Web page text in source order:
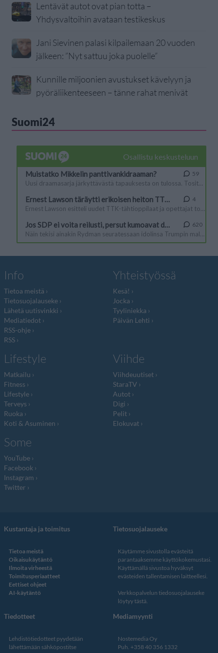
Lentävät autot ovat pian totta –
Yhdysvaltoihin avataan testikeskus
Jani Sievinen palasi kilpailemaan 20 vuoden
jälkeen: ”Nyt sattuu joka puolelle”
Kunnille miljoonien avustukset kävelyyn ja
pyöräliikenteeseen – tänne rahat menivät
Suomi24
Info
Tietoa meistä
Tietosuojalauseke
Lähetä uutisvinkki
Mediatiedot
RSS-ohje
RSS
Yhteistyössä
Kesä!
Jocka
Tyyliniekka
Päivän Lehti
Lifestyle
Matkailu
Fitness
Lifestyle
Terveys
Ruoka
Koti & Asuminen
Viihde
Viihdeuutiset
StaraTV
Autot
Digi
Pelit
Elokuvat
Some
YouTube
Facebook
Instagram
Twitter
Kustantaja ja toimitus
Tietoa meistä
Oikaisukäytäntö
Ilmoita virheestä
Toimitusperiaatteet
Eettiset ohjeet
AI-käytäntö
Tietosuojalauseke
Käytämme sivustolla evästeitä
parantaaksemme käyttökokemustasi.
Käyttämällä sivustoa hyväksyt
evästeiden tallentamisen laitteellesi.
Verkkopalvelun tiedosuojalauseke
löytyy tästä.
Tiedotteet
Lehdistötiedotteet pyydetään
lähettämään sähköpostitse
Mediamyynti
Nostemedia Oy
Puh. +358 40 356 1332